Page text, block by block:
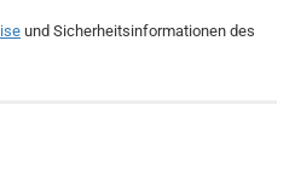
und Sicherheitsinformationen des